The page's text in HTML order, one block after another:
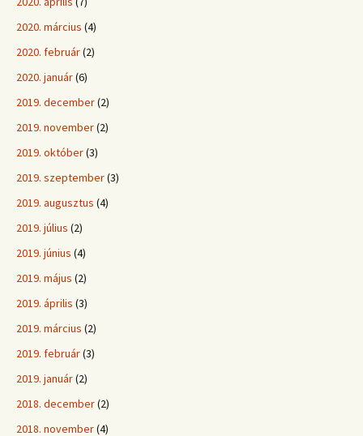
2020. március (4)
2020. február(2)
2020. január(6)
2019. december(2)
2019. november(2)
2019. október(3)
2019. szeptember(3)
2019. augusztus (4)
2019. július (2)
2019. június (4)
2019. május (2)
2019. április (3)
2019. március (2)
2019. február(3)
2019. január(2)
2018. december(2)
2018. november(4)